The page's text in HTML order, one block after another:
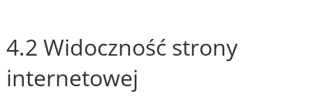
4.2 Widoczność strony
internetowej